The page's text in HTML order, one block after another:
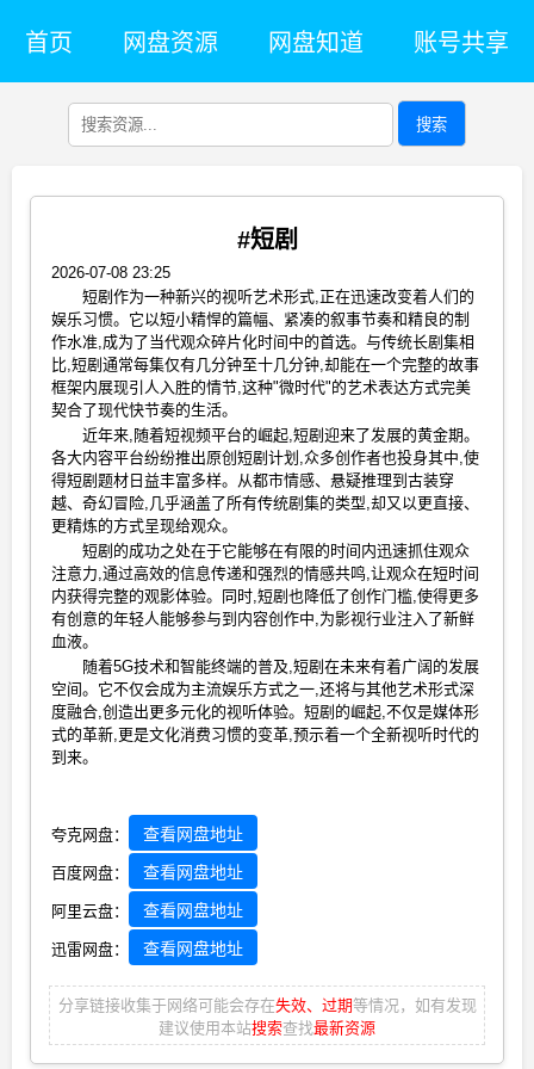
首页 网盘资源 网盘知道 账号共享
搜索
#短剧
2026-07-08 23:25
短剧作为一种新兴的视听艺术形式,正在迅速改变着人们的
娱乐习惯。它以短小精悍的篇幅、紧凑的叙事节奏和精良的制
作水准,成为了当代观众碎片化时间中的首选。与传统长剧集相
比,短剧通常每集仅有几分钟至十几分钟,却能在一个完整的故事
框架内展现引人入胜的情节,这种"微时代"的艺术表达方式完美
契合了现代快节奏的生活。
近年来,随着短视频平台的崛起,短剧迎来了发展的黄金期。
各大内容平台纷纷推出原创短剧计划,众多创作者也投身其中,使
得短剧题材日益丰富多样。从都市情感、悬疑推理到古装穿
越、奇幻冒险,几乎涵盖了所有传统剧集的类型,却又以更直接、
更精炼的方式呈现给观众。
短剧的成功之处在于它能够在有限的时间内迅速抓住观众
注意力,通过高效的信息传递和强烈的情感共鸣,让观众在短时间
内获得完整的观影体验。同时,短剧也降低了创作门槛,使得更多
有创意的年轻人能够参与到内容创作中,为影视行业注入了新鲜
血液。
随着5G技术和智能终端的普及,短剧在未来有着广阔的发展
空间。它不仅会成为主流娱乐方式之一,还将与其他艺术形式深
度融合,创造出更多元化的视听体验。短剧的崛起,不仅是媒体形
式的革新,更是文化消费习惯的变革,预示着一个全新视听时代的
到来。
夸克网盘： 查看网盘地址
百度网盘： 查看网盘地址
阿里云盘： 查看网盘地址
迅雷网盘： 查看网盘地址
分享链接收集于网络可能会存在失效、过期等情况，如有发现
建议使用本站搜索查找最新资源